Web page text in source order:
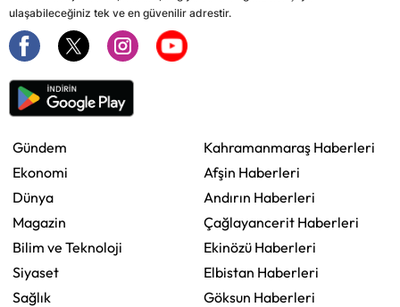
ulaşabileceğiniz tek ve en güvenilir adrestir.
Gündem
Ekonomi
Dünya
Magazin
Bilim ve Teknoloji
Siyaset
Sağlık
Kahramanmaraş Haberleri
Afşin Haberleri
Andırın Haberleri
Çağlayancerit Haberleri
Ekinözü Haberleri
Elbistan Haberleri
Göksun Haberleri